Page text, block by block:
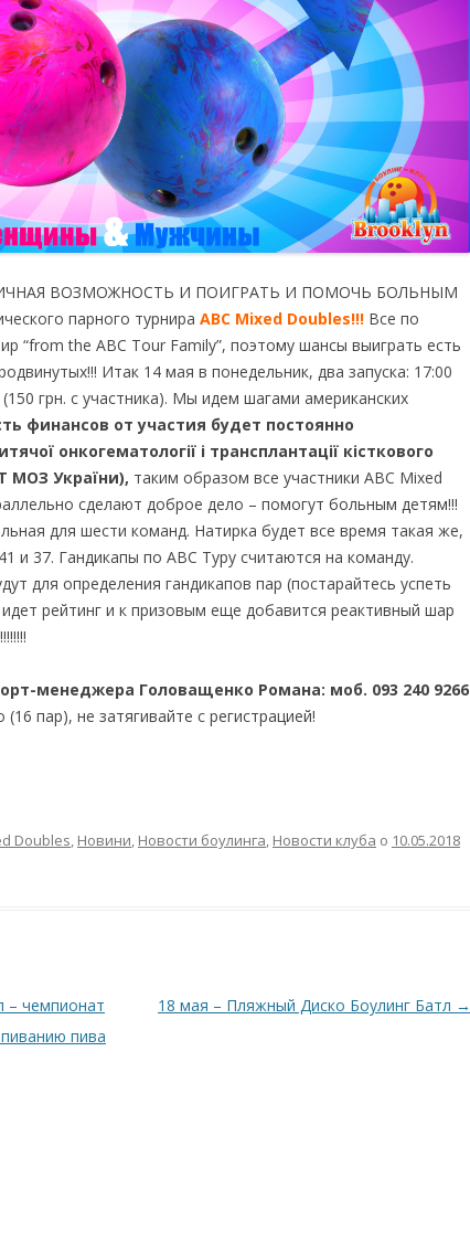
SUMMER CUP
СПЕЦИАЛЬНЫЕ
ТУРНИРЫ
ВОЗМОЖНОСТЬ И ПОИГРАТЬ И ПОМОЧЬ БОЛЬНЫМ
парного турнира ABC Mixed Doubles!!! Все по
“from the ABC Tour Family”, поэтому шансы выиграть есть
Итак 14 мая в понедельник, два запуска: 17:00
(150 грн. с участника). Мы идем шагами американских
финансов от участия будет постоянно
онкогематології і трансплантації кісткового
МОЗ України), таким образом все участники АВС Mixed
сделают доброе дело – помогут больным детям!!!
для шести команд. Натирка будет все время такая же,
и 37. Гандикапы по АВС Туру считаются на команду.
для определения гандикапов пар (постарайтесь успеть
рейтинг и к призовым еще добавится реактивный шар
менеджера Головащенко Романа: моб. 093 240 9266
пар), не затягивайте с регистрацией!
Doubles, Новини, Новости боулинга, Новости клуба о 10.05.2018
– чемпионат
пива
18 мая – Пляжный Диско Боулинг Батл →